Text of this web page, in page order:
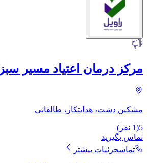
مرکز درمان اعتیاد مسیر سبز
مشکین دشت، هدایتکار، طالقانی
5
(
1 نفر)
تماس بگیرید
تماسجزئیات بیشتر